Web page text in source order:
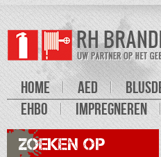
HOME AED
EHBO
IMPREGNEREN
ZOEKEN OP